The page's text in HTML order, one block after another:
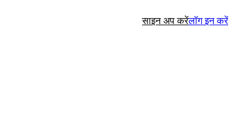
साइन अप करेंलॉग इन करें